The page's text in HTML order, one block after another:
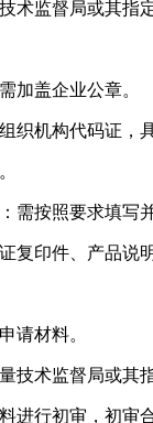
术监督局或其指
加盖企业公章。
织机构代码证，
需按照要求填写
复印件、产品说
请材料。
技术监督局或其
进行初审，初审